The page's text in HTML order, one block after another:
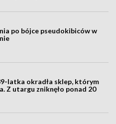
po bójce pseudokibiców w
latka okradła sklep, którym
Z utargu zniknęło ponad 20